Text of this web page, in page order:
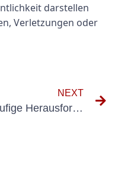
darstellen
Verletzungen oder
NEXT
Häufige Herausforderungen und Lösungen bei der Durchführung elektrischer Messungen in industriellen Umgebungen